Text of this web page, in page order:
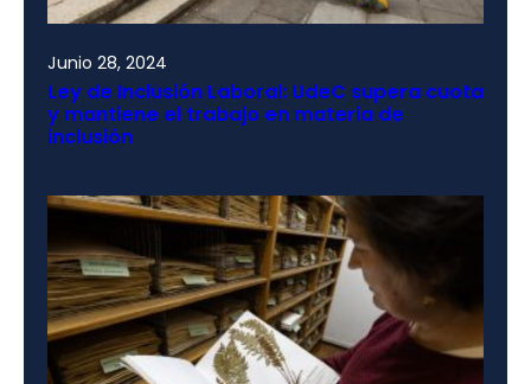
Junio 28, 2024
Ley de Inclusión Laboral: UdeC supera cuota
y mantiene el trabajo en materia de
inclusión